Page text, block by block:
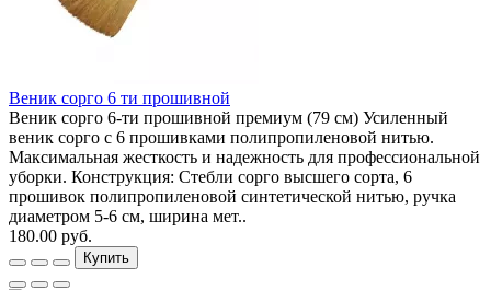
Веник сорго 6 ти прошивной
Веник сорго 6-ти прошивной премиум (79 см) Усиленный
веник сорго с 6 прошивками полипропиленовой нитью.
Максимальная жесткость и надежность для профессиональной
уборки. Конструкция: Стебли сорго высшего сорта, 6
прошивок полипропиленовой синтетической нитью, ручка
диаметром 5-6 см, ширина мет..
180.00 руб.
Купить